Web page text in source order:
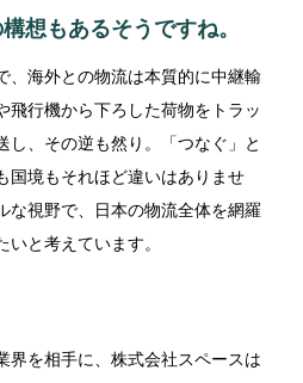
想もあるそうですね。
、海外との物流は本質的に中継輸
飛行機から下ろした荷物をトラッ
し、その逆も然り。「つなぐ」と
国境もそれほど違いはありませ
な視野で、日本の物流全体を網羅
いと考えています。
界を相手に、株式会社スペースは